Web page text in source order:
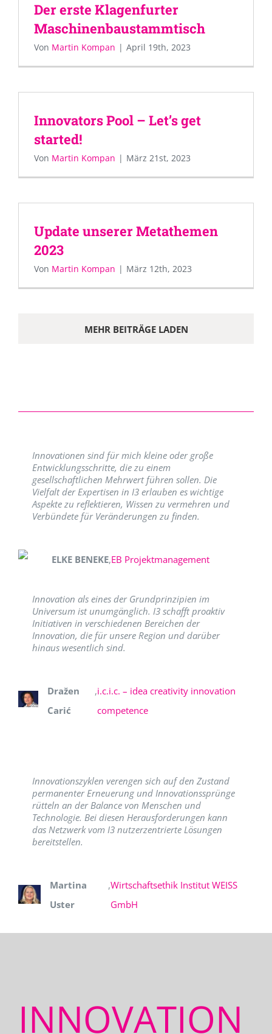
Der erste Klagenfurter
Maschinenbaustammtisch
Von Martin Kompan | April 19th, 2023
Innovators Pool – Let’s get
started!
Von Martin Kompan | März 21st, 2023
Update unserer Metathemen
2023
Von Martin Kompan | März 12th, 2023
MEHR BEITRÄGE LADEN
Innovationen sind für mich kleine oder große
Entwicklungsschritte, die zu einem
gesellschaftlichen Mehrwert führen sollen. Die
Vielfalt der Expertisen in I3 erlauben es wichtige
Aspekte zu reflektieren, Wissen zu vermehren und
Verbündete für Veränderungen zu finden.
ELKE BENEKE,EB Projektmanagement
Innovation als eines der Grundprinzipien im
Universum ist unumgänglich. I3 schafft proaktiv
Initiativen in verschiedenen Bereichen der
Innovation, die für unsere Region und darüber
hinaus wesentlich sind.
Dražen
Carić
,i.c.i.c. – idea creativity innovation
competence
Innovationszyklen verengen sich auf den Zustand
permanenter Erneuerung und Innovationssprünge
rütteln an der Balance von Menschen und
Technologie. Bei diesen Herausforderungen kann
das Netzwerk vom I3 nutzerzentrierte Lösungen
bereitstellen.
Martina
Uster
,Wirtschaftsethik Institut WEISS
GmbH
INNOVATION